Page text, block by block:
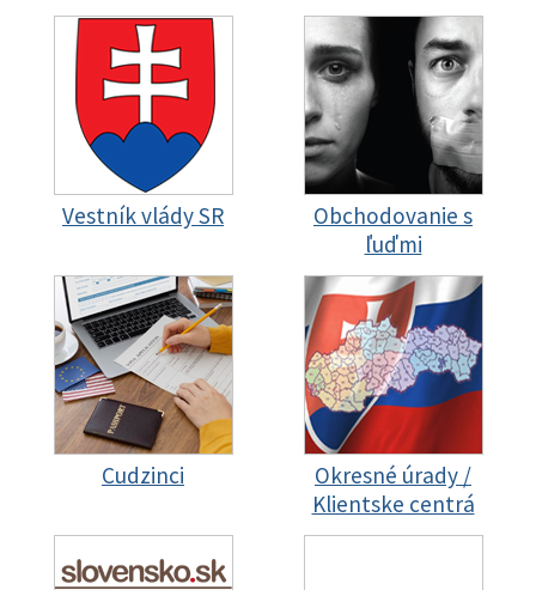
Vestník vlády SR
Obchodovanie s
ľuďmi
Cudzinci
Okresné úrady /
Klientske centrá